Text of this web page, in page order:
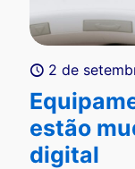
2 de
estão
digital